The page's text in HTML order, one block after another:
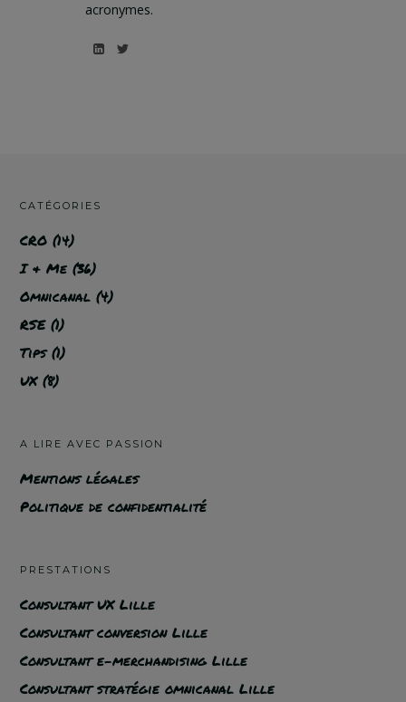
acronymes.
CATÉGORIES
CRO (14)
I & Me (36)
Omnicanal (4)
RSE(1)
Tips(1)
UX(8)
A LIRE AVEC PASSION
Mentions légales
Politique de confidentialité
PRESTATIONS
Consultant UX Lille
Consultant conversion Lille
Consultant e-merchandising Lille
Consultant stratégie omnicanal Lille